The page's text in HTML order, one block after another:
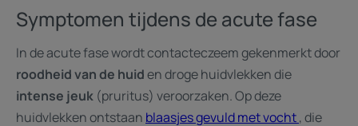
Symptomen tijdens de acute fase
In de acute fase wordt contacteczeem gekenmerkt door
roodheid van de huiden droge huidvlekken die
intense jeuk (pruritus) veroorzaken. Op deze
huidvlekken ontstaan blaasjes gevuld met vocht, die